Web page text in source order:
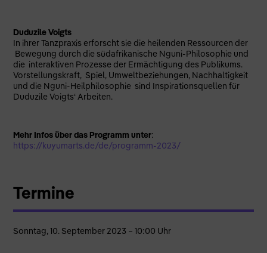
Duduzile Voigts
In ihrer Tanzpraxis erforscht sie die heilenden Ressourcen der
Bewegung durch die südafrikanische Nguni-Philosophie und
die interaktiven Prozesse der Ermächtigung des Publikums.
Vorstellungskraft, Spiel, Umweltbeziehungen, Nachhaltigkeit
und die Nguni-Heilphilosophie sind Inspirationsquellen für
Duduzile Voigts‘ Arbeiten.
Mehr Infos über das Programm unter:
https://kuyumarts.de/de/programm-2023/
Termine
Sonntag, 10. September 2023 – 10:00 Uhr